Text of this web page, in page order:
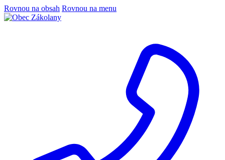
Rovnou na obsah Rovnou na menu